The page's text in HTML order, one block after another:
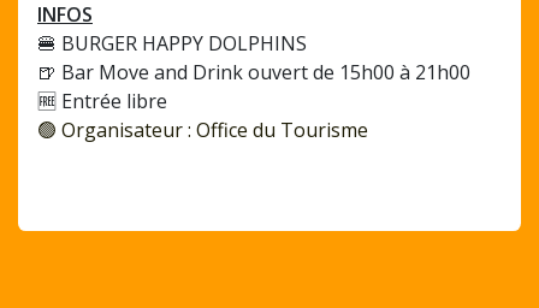
INFOS
🍔 BURGER HAPPY DOLPHINS
🍺 Bar Move and Drink ouvert de 15h00 à 21h00
🆓 Entrée libre
🟢 Organisateur : Office du Tourisme